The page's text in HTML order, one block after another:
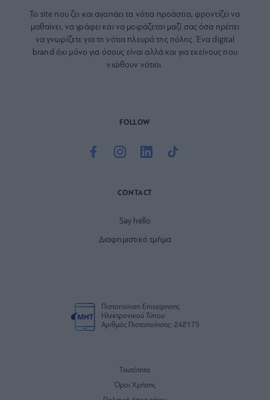
Το site που ζει και αγαπάει τα νότια προάστια, φροντίζει να
μαθαίνει, να γράφει και να μοιράζεται μαζί σας όσα πρέπει
να γνωρίζετε για τη νότια πλευρά της πόλης. Ένα digital
brand όχι μόνο για όσους είναι αλλά και για εκείνους που
νιώθουν νότιοι.
FOLLOW
CONTACT
Say hello
Διαφημιστικό τμήμα
Πιστοποίηση Επιχείρησης
Ηλεκτρονικού Τύπου
Αριθμός Πιστοποίησης: 242175
Ταυτότητα
Όροι Χρήσης